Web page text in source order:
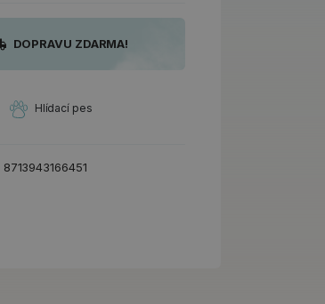
DOPRAVU ZDARMA!
Hlídací pes
8713943166451